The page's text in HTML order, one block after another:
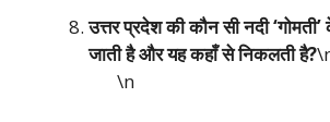
उत्तर प्रदेश की कौन सी नदी
जाती है और यह कहाँ से निकलती है?
\n